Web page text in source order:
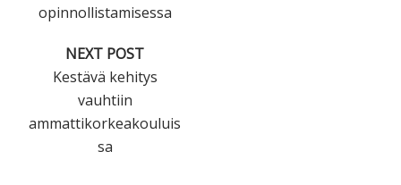
opinnollistamisessa
NEXT POST
Kestävä kehitys
vauhtiin
ammattikorkeakouluis
sa